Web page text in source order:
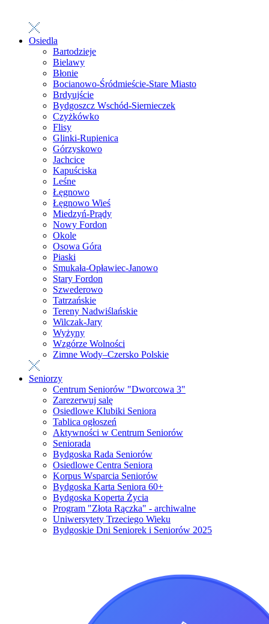
Osiedla
Bartodzieje
Bielawy
Błonie
Bocianowo-Śródmieście-Stare Miasto
Brdyujście
Bydgoszcz Wschód-Siernieczek
Czyżkówko
Flisy
Glinki-Rupienica
Górzyskowo
Jachcice
Kapuściska
Leśne
Łęgnowo
Łęgnowo Wieś
Miedzyń-Prądy
Nowy Fordon
Okole
Osowa Góra
Piaski
Smukała-Opławiec-Janowo
Stary Fordon
Szwederowo
Tatrzańskie
Tereny Nadwiślańskie
Wilczak-Jary
Wyżyny
Wzgórze Wolności
Zimne Wody–Czersko Polskie
Seniorzy
Centrum Seniorów "Dworcowa 3"
Zarezerwuj salę
Osiedlowe Klubiki Seniora
Tablica ogłoszeń
Aktywności w Centrum Seniorów
Seniorada
Bydgoska Rada Seniorów
Osiedlowe Centra Seniora
Korpus Wsparcia Seniorów
Bydgoska Karta Seniora 60+
Bydgoska Koperta Życia
Program "Złota Rączka" - archiwalne
Uniwersytety Trzeciego Wieku
Bydgoskie Dni Seniorek i Seniorów 2025